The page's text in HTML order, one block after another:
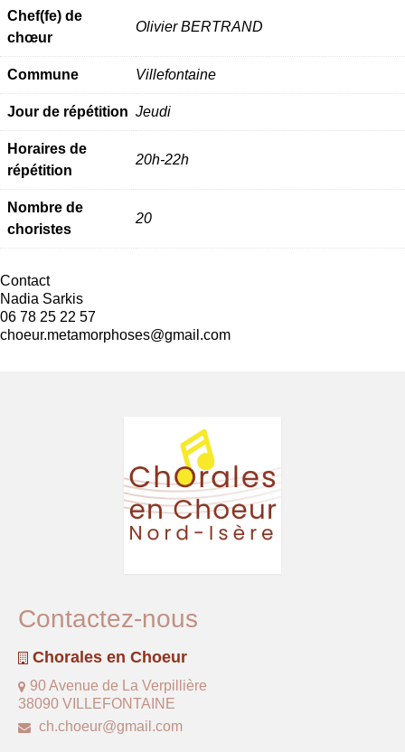
Chef(fe) de
chœur
Olivier BERTRAND
Commune Villefontaine
Jour de répétition Jeudi
Horaires de
répétition
20h-22h
Nombre de
choristes
20
Contact
Nadia Sarkis
06 78 25 22 57
choeur.metamorphoses@gmail.com
Contactez-nous
Chorales en Choeur
90 Avenue de La Verpillière
38090 VILLEFONTAINE
ch.choeur@gmail.com